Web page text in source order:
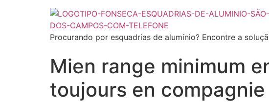
Procurando por esquadrias de alumínio? Encontre a
Mien range minimum
toujours en